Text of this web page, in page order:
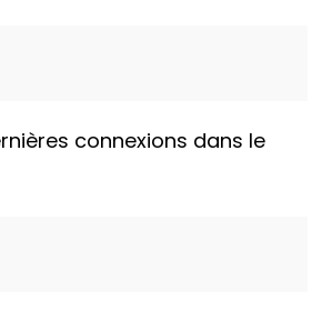
connexions dans le